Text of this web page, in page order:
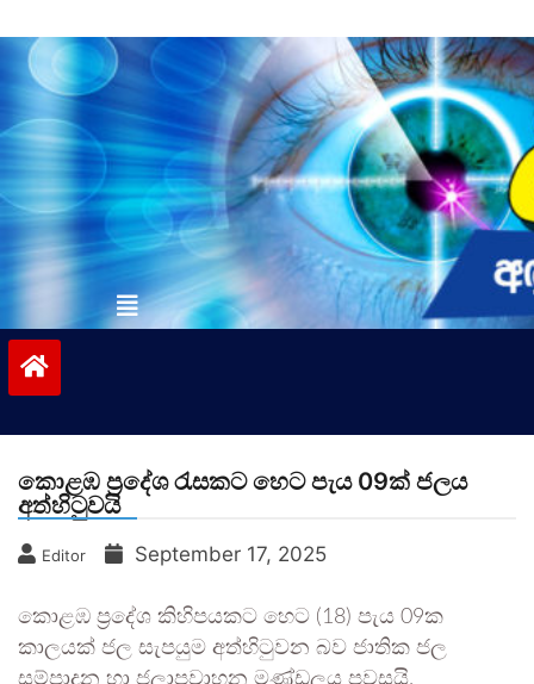
to
contentvinivida.lk
කොළඹ ප්‍රදේශ රැසකට හෙට පැය 09ක් ජලය
අත්හිටුවයි
Editor September 17, 2025
කොළඹ ප්‍රදේශ කිහිපයකට හෙට (18) පැය 09ක
කාලයක් ජල සැපයුම අත්හිටුවන බව ජාතික ජල
සම්පාදන හා ජලාපවාහන මණ්ඩලය පවසයි.